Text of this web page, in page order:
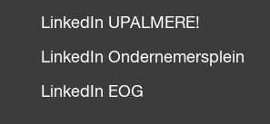
LinkedIn UPALMERE!
LinkedIn Ondernemersplein
LinkedIn EOG